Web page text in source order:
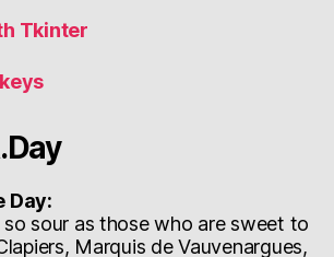
Tkinter
Day:
so sour as those who are sweet to
Marquis de Vauvenargues,